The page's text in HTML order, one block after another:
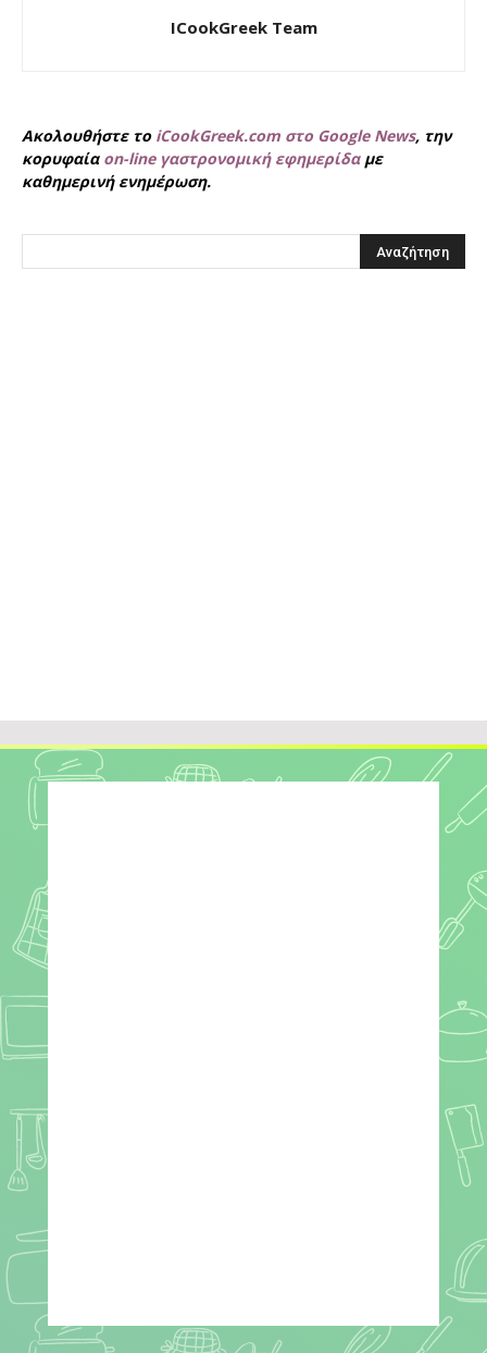
ICookGreek Team
Ακολουθήστε το iCookGreek.com στο Google News, την
κορυφαία on-line γαστρονομική εφημερίδαμε
καθημερινή ενημέρωση.